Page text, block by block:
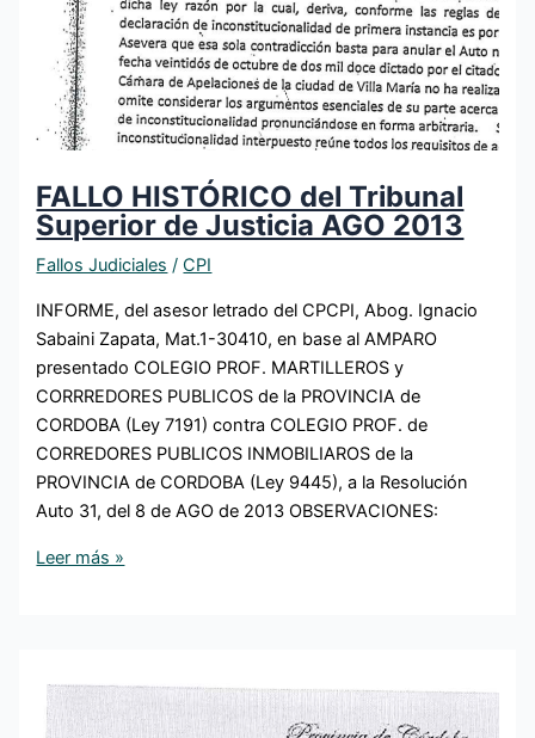
FALLO HISTÓRICO del Tribunal
Superior de Justicia AGO 2013
Fallos Judiciales /CPI
INFORME, del asesor letrado del CPCPI, Abog. Ignacio
Sabaini Zapata, Mat.1-30410, en base al AMPARO
presentado COLEGIO PROF. MARTILLEROS y
CORRREDORES PUBLICOS de la PROVINCIA de
CORDOBA (Ley 7191) contra COLEGIO PROF. de
CORREDORES PUBLICOS INMOBILIAROS de la
PROVINCIA de CORDOBA (Ley 9445), a la Resolución
Auto 31, del 8 de AGO de 2013 OBSERVACIONES:
Leer más »